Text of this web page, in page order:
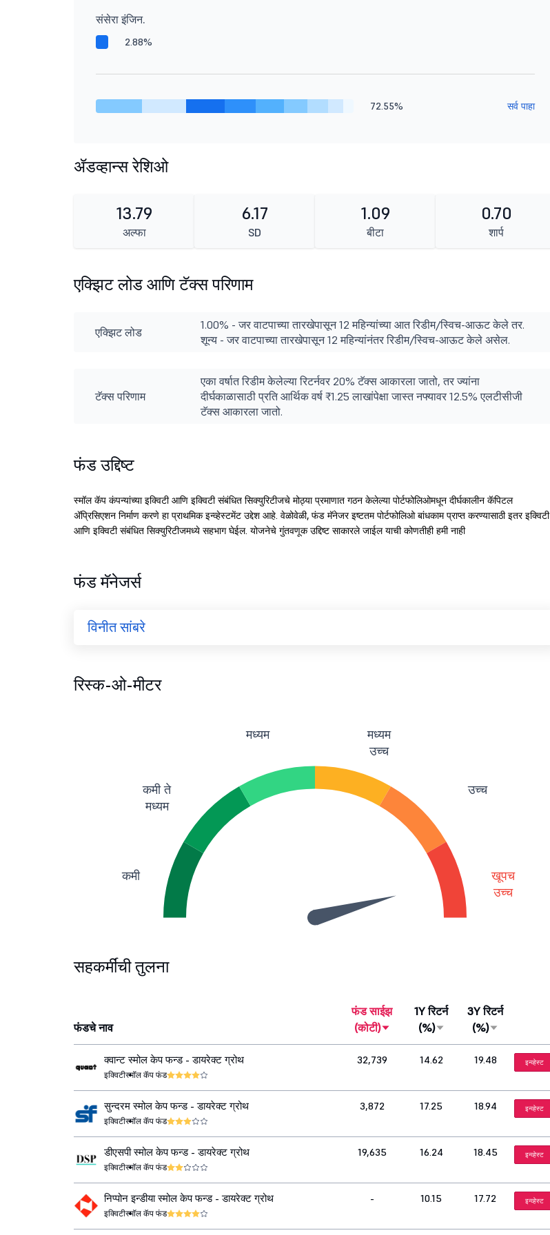
संसेरा इंजिन.
2.88%
72.55% सर्व पाहा
ॲडव्हान्स रेशिओ
13.79
अल्फा
6.17
SD
1.09
बीटा
0.70
शार्प
एक्झिट लोड आणि टॅक्स परिणाम
एक्झिट लोड
1.00% - जर वाटपाच्या तारखेपासून 12 महिन्यांच्या आत रिडीम/स्विच-आऊट केले तर.
शून्य - जर वाटपाच्या तारखेपासून 12 महिन्यांनंतर रिडीम/स्विच-आऊट केले असेल.
टॅक्स परिणाम
एका वर्षात रिडीम केलेल्या रिटर्नवर 20% टॅक्स आकारला जातो, तर ज्यांना
दीर्घकाळासाठी प्रति आर्थिक वर्ष ₹1.25 लाखांपेक्षा जास्त नफ्यावर 12.5% एलटीसीजी
टॅक्स आकारला जातो.
फंड उद्दिष्ट
स्मॉल कॅप कंपन्यांच्या इक्विटी आणि इक्विटी संबंधित सिक्युरिटीजचे मोठ्या प्रमाणात गठन केलेल्या पोर्टफोलिओमधून दीर्घकालीन कॅपिटल
ॲप्रिसिएशन निर्माण करणे हा प्राथमिक इन्व्हेस्टमेंट उद्देश आहे. वेळोवेळी, फंड मॅनेजर इष्टतम पोर्टफोलिओ बांधकाम प्राप्त करण्यासाठी इतर इक्विटी
आणि इक्विटी संबंधित सिक्युरिटीजमध्ये सहभाग घेईल. योजनेचे गुंतवणूक उद्दिष्ट साकारले जाईल याची कोणतीही हमी नाही
फंड मॅनेजर्स
विनीत सांबरे
रिस्क-ओ-मीटर
कमी
कमी ते
मध्यम
मध्यम
मध्यम
उच्च
उच्च
खूपच
उच्च
सहकर्मींची तुलना
फंडचे नाव
फंड साईझ
(कोटी)
1Y रिटर्न
(%)
3Y रिटर्न
(%)
क्वान्ट स्मोल केप फन्ड - डायरेक्ट ग्रोथ
इक्विटीस्मॉल कॅप फंड
32,739 14.62 19.48 इन्व्हेस्ट
सुन्दरम स्मोल केप फन्ड - डायरेक्ट ग्रोथ
इक्विटीस्मॉल कॅप फंड
3,872 17.25 18.94 इन्व्हेस्ट
डीएसपी स्मोल केप फन्ड - डायरेक्ट ग्रोथ
इक्विटीस्मॉल कॅप फंड
19,635 16.24 18.45 इन्व्हेस्ट
निप्पोन इन्डीया स्मोल केप फन्ड - डायरेक्ट ग्रोथ
इक्विटीस्मॉल कॅप फंड
- 10.15 17.72 इन्व्हेस्ट